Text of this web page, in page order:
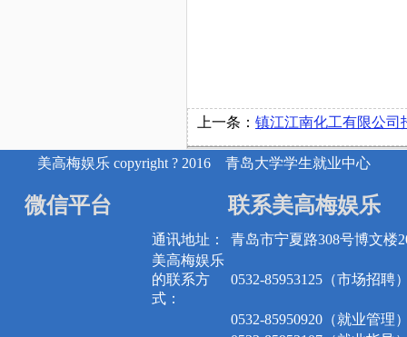
上一条： 镇江江南化工有限公司
美高梅娱乐 copyright ? 2016 青岛大学学生就业中心
微信平台 联系美高梅娱乐
通讯地址：
青岛市宁夏路308号博文楼
美高梅娱乐
的联系方
式：
0532-85953125（市场招聘
0532-85950920（就业管理